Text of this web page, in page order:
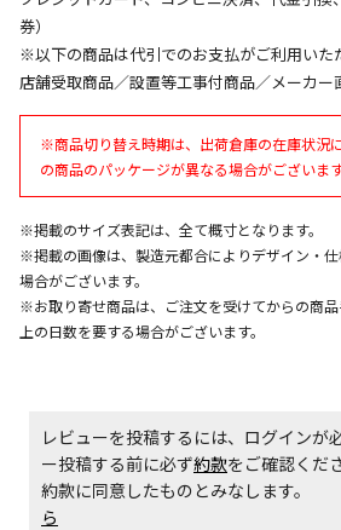
決定となります。
エアコンの取付工事が必要な商
生する場合がございます。
商品購入個数ごとに送料がかか
券）
※以下の商品は代引でのお支払がご利用いた
店舗受取商品／設置等工事付商品／メーカー
※商品切り替え時期は、出荷倉庫の在庫状況
の商品のパッケージが異なる場合がございます
※掲載のサイズ表記は、全て概寸となります。
※掲載の画像は、製造元都合によりデザイン・
場合がございます。
※お取り寄せ商品は、ご注文を受けてからの商
上の日数を要する場合がございます。
レビューを投稿するには、ログインが
ー投稿する前に必ず約款をご確認くだ
約款に同意したものとみなします。
ら